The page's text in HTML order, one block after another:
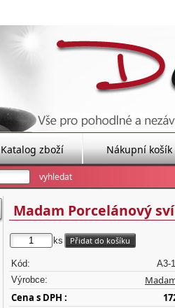
Katalog zboží Nákupní košík
Madam Porcelánový
ks
Kód:
A3-
Výrobce:
Cena s DPH :